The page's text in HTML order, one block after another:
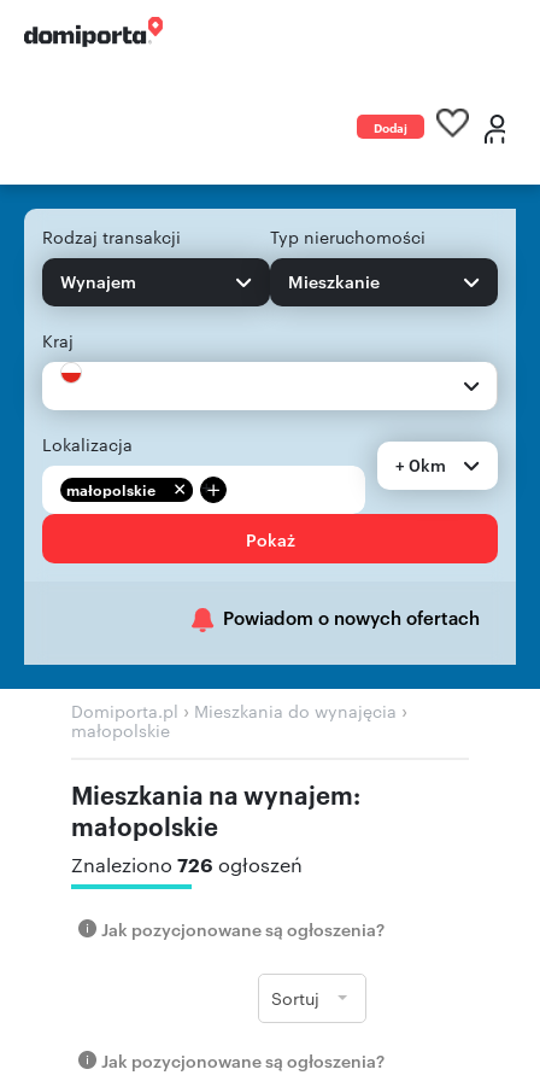
Dodaj
Rodzaj transakcji
Wynajem
Typ nieruchomości
Mieszkanie
Kraj
Lokalizacja
małopolskie +
+ 0km
Pokaż
Powiadom o nowych ofertach
Domiporta.pl › Mieszkania do wynajęcia ›
małopolskie
Mieszkania na wynajem:
małopolskie
Znaleziono 726 ogłoszeń
Jak pozycjonowane są ogłoszenia?
Sortuj
Jak pozycjonowane są ogłoszenia?